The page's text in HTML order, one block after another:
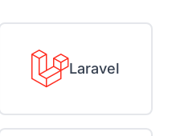
Laravel